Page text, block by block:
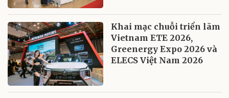
Khai mạc chuỗi triển lãm
Vietnam ETE 2026,
Greenergy Expo 2026 và
ELECS Việt Nam 2026